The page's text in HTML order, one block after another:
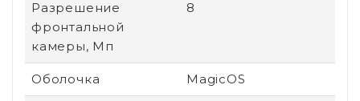
Разрешение
фронтальной
камеры, Мп
8
Оболочка MagicOS